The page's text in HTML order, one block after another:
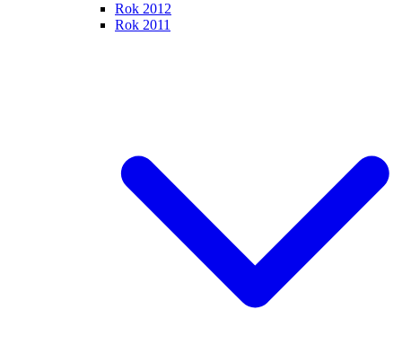
Rok 2012
Rok 2011